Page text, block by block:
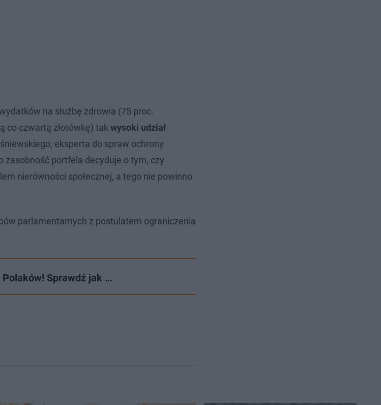
na służbę zdrowia (75 proc.
co czwartą złotówkę) tak wysoki udział
eksperta do spraw ochrony
zasobność portfela decyduje o tym, czy
nierówności społecznej, a tego nie powinno
parlamentarnych z postulatem ograniczenia
Polaków! Sprawdź jak …